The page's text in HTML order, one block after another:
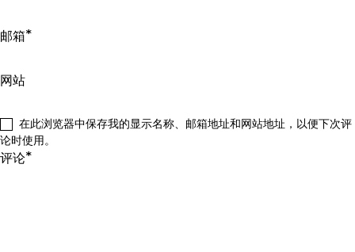
评论*
邮箱*
网站
在此浏览器中保存我的显示名称、邮箱地址和网站地址，以便下次评
论时使用。